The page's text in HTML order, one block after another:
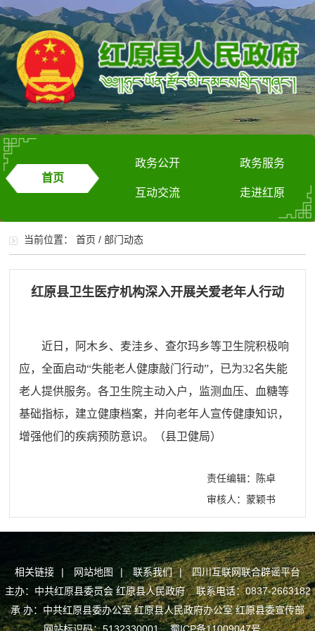
首页
政务公开 政务服务
互动交流 走进红原
当前位置：首页 /部门动态
红原县卫生医疗机构深入开展关爱老年人行动
近日，阿木乡、麦洼乡、查尔玛乡等卫生院积极响
应，全面启动“失能老人健康敲门行动”，已为32名失能
老人提供服务。各卫生院主动入户，监测血压、血糖等
基础指标，建立健康档案，并向老年人宣传健康知识，
增强他们的疾病预防意识。（县卫健局）
责任编辑：陈卓
审核人：蒙颖书
相关链接 | 网站地图 | 联系我们 |
四川互联网联合辟谣平台
主办：中共红原县委员会 红原县人民政府 联系电话：0837-2663182
承 办：中共红原县委办公室 红原县人民政府办公室 红原县委宣传部
网站标识码：5132330001蜀ICP备11009047号